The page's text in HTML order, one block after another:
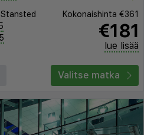
Stansted
Kokonaishinta €361
€181
lue lisää
Valitse matka